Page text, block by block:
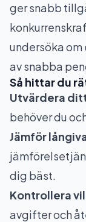
ger snabb
undersöka
av snabba
Så hittar du
Utvärdera
behöver du
Jämför
dig bäst.
Kontrollera
avgifter och